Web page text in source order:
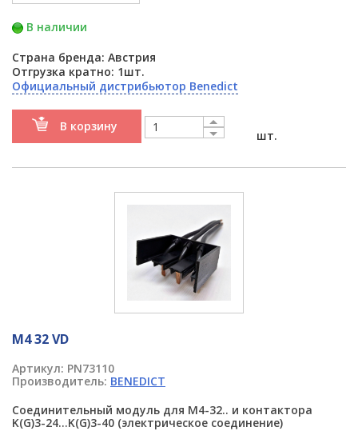
В наличии
Страна бренда: Австрия
Отгрузка кратно: 1шт.
Официальный дистрибьютор Benedict
В корзину
шт.
M4 32 VD
Артикул: PN73110
Производитель: BENEDICT
Соединительный модуль для M4-32.. и контактора
K(G)3-24…K(G)3-40 (электрическое соединение)